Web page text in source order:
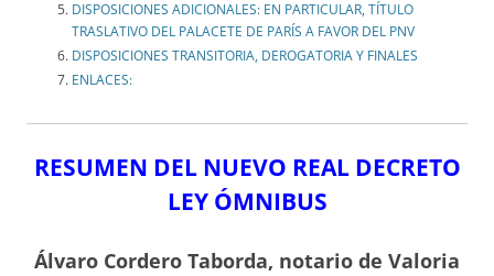
DISPOSICIONES ADICIONALES: EN PARTICULAR, TÍTULO
TRASLATIVO DEL PALACETE DE PARÍS A FAVOR DEL PNV
DISPOSICIONES TRANSITORIA, DEROGATORIA Y FINALES
ENLACES:
RESUMEN DEL NUEVO REAL DECRETO
LEY ÓMNIBUS
Álvaro Cordero Taborda, notario de Valoria